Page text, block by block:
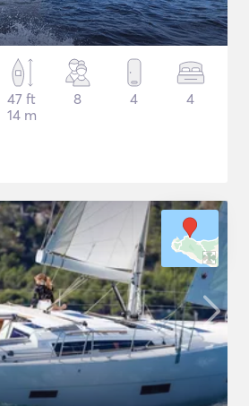
47 ft
14 m
8 4 4